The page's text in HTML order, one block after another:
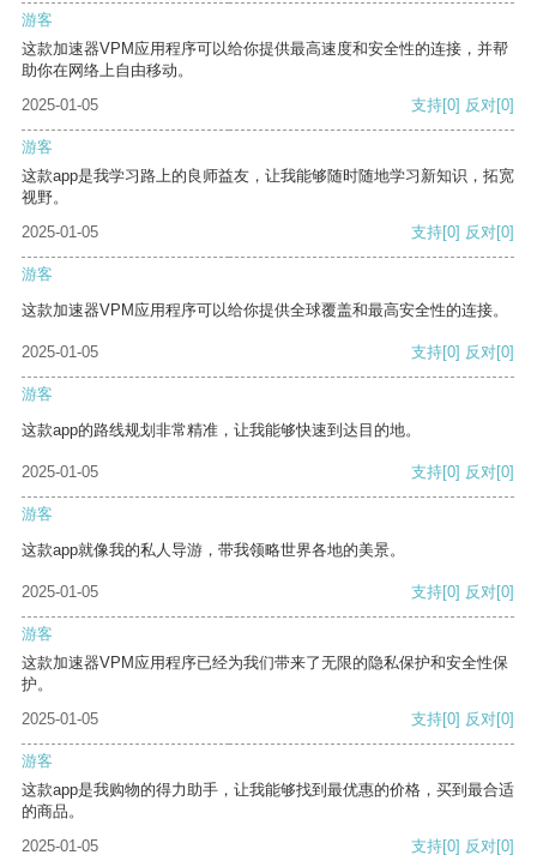
游客
这款加速器VPM应用程序可以给你提供最高速度和安全性的连接，并帮
助你在网络上自由移动。
2025-01-05
支持[0] 反对[0]
游客
这款app是我学习路上的良师益友，让我能够随时随地学习新知识，拓宽
视野。
2025-01-05
支持[0] 反对[0]
游客
这款加速器VPM应用程序可以给你提供全球覆盖和最高安全性的连接。
2025-01-05 支持[0] 反对[0]
游客
这款app的路线规划非常精准，让我能够快速到达目的地。
2025-01-05 支持[0] 反对[0]
游客
这款app就像我的私人导游，带我领略世界各地的美景。
2025-01-05 支持[0] 反对[0]
游客
这款加速器VPM应用程序已经为我们带来了无限的隐私保护和安全性保
护。
2025-01-05
支持[0] 反对[0]
游客
这款app是我购物的得力助手，让我能够找到最优惠的价格，买到最合适
的商品。
2025-01-05
支持[0] 反对[0]